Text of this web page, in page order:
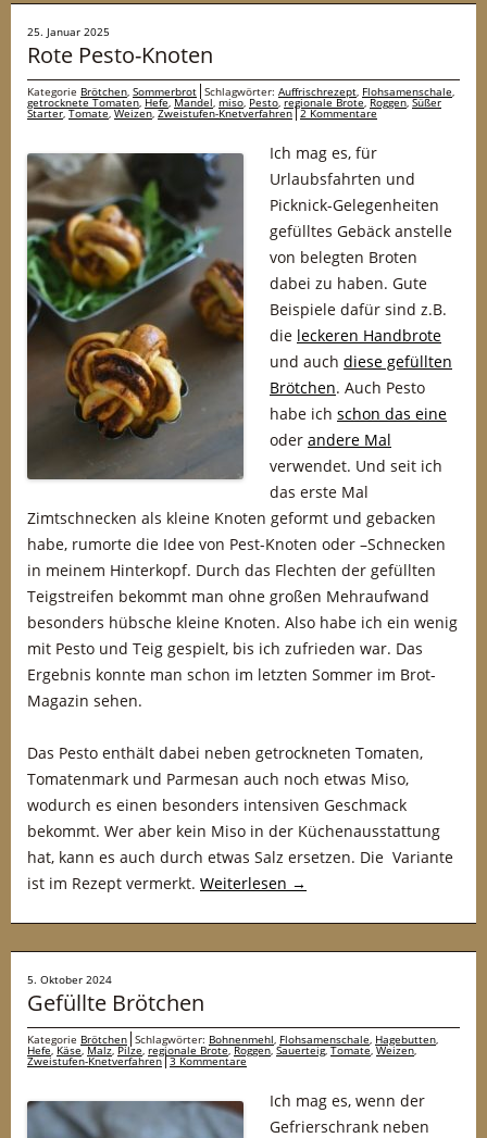
25. Januar 2025
Rote Pesto-Knoten
Kategorie Brötchen, Sommerbrot Schlagwörter: Auffrischrezept, Flohsamenschale,
getrocknete Tomaten,Hefe,Mandel, miso, Pesto,regionale Brote,Roggen,Süßer
Starter,Tomate,Weizen,Zweistufen-Knetverfahren 2 Kommentare
Ich mag es, für
Urlaubsfahrten und
Picknick-Gelegenheiten
gefülltes Gebäck anstelle
von belegten Broten
dabei zu haben. Gute
Beispiele dafür sind z.B.
die leckeren Handbrote
und auch diese gefüllten
Brötchen. Auch Pesto
habe ich schon das eine
oder andere Mal
verwendet. Und seit ich
das erste Mal
Zimtschnecken als kleine Knoten geformt und gebacken
habe, rumorte die Idee von Pest-Knoten oder –Schnecken
in meinem Hinterkopf. Durch das Flechten der gefüllten
Teigstreifen bekommt man ohne großen Mehraufwand
besonders hübsche kleine Knoten. Also habe ich ein wenig
mit Pesto und Teig gespielt, bis ich zufrieden war. Das
Ergebnis konnte man schon im letzten Sommer im Brot-
Magazin sehen.
Das Pesto enthält dabei neben getrockneten Tomaten,
Tomatenmark und Parmesan auch noch etwas Miso,
wodurch es einen besonders intensiven Geschmack
bekommt. Wer aber kein Miso in der Küchenausstattung
hat, kann es auch durch etwas Salz ersetzen. Die Variante
ist im Rezept vermerkt. Weiterlesen →
5. Oktober 2024
Gefüllte Brötchen
Kategorie Brötchen Schlagwörter: Bohnenmehl, Flohsamenschale, Hagebutten,
Hefe,Käse,Malz,Pilze, regionale Brote,Roggen,Sauerteig,Tomate,Weizen,
Zweistufen-Knetverfahren 3 Kommentare
Ich mag es, wenn der
Gefrierschrank neben